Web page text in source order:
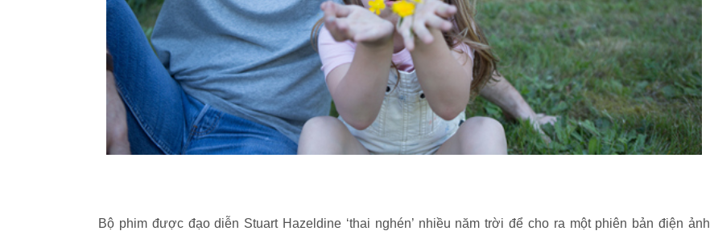
Bộ phim được đạo diễn Stuart Hazeldine ‘thai nghén’ nhiều năm trời để cho ra một phiên bản điện ảnh